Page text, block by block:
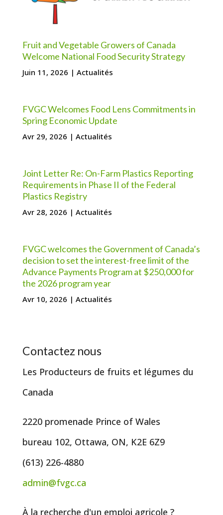
Fruit and Vegetable Growers of Canada
Welcome National Food Security Strategy
Juin 11, 2026 | Actualités
FVGC Welcomes Food Lens Commitments in
Spring Economic Update
Avr 29, 2026 | Actualités
Joint Letter Re: On-Farm Plastics Reporting
Requirements in Phase II of the Federal
Plastics Registry
Avr 28, 2026 | Actualités
FVGC welcomes the Government of Canada’s
decision to set the interest-free limit of the
Advance Payments Program at $250,000 for
the 2026 program year
Avr 10, 2026 | Actualités
Contactez nous
Les Producteurs de fruits et légumes du
Canada
2220 promenade Prince of Wales
bureau 102, Ottawa, ON, K2E 6Z9
(613) 226-4880
admin@fvgc.ca
À la recherche d'un emploi agricole ?